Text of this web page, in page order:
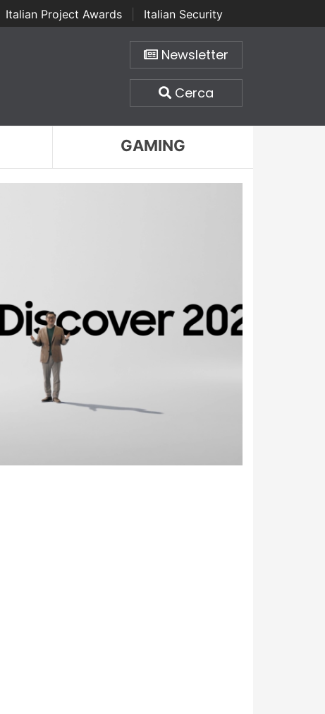
Italian Project Awards
Italian Security
Newsletter
Cerca
GAMING